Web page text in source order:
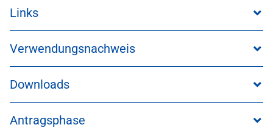
Links
Verwendungsnachweis
Downloads
Antragsphase